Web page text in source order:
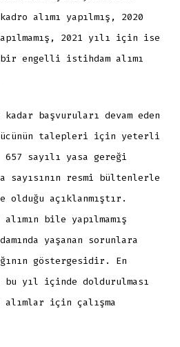
alımı yapılmış, 2020
2021 yılı için ise
engelli istihdam alımı
başvuruları devam eden
talepleri için yeterli
657 sayılı yasa gereği
sayısının resmi bültenlerle
açıklanmıştır.
bile yapılmamış
yaşanan sorunlara
göstergesidir. En
bu yıl içinde doldurulması
için çalışma